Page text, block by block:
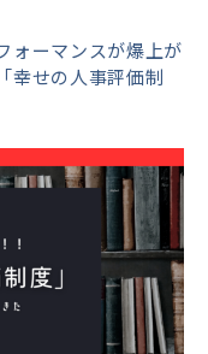
ォーマンスが爆上が
幸せの人事評価制